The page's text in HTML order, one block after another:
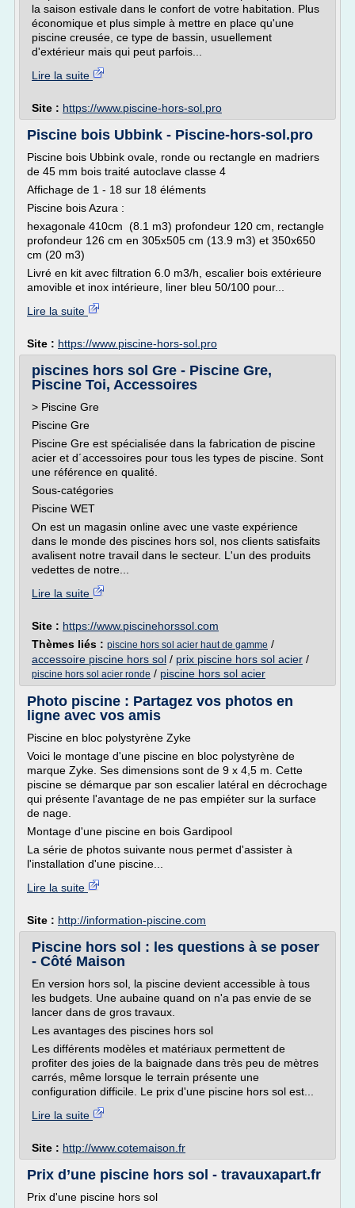
la saison estivale dans le confort de votre habitation. Plus
économique et plus simple à mettre en place qu'une
piscine creusée, ce type de bassin, usuellement
d'extérieur mais qui peut parfois...
Lire la suite
Site : https://www.piscine-hors-sol.pro
Piscine bois Ubbink - Piscine-hors-sol.pro
Piscine bois Ubbink ovale, ronde ou rectangle en madriers
de 45 mm bois traité autoclave classe 4
Affichage de 1 - 18 sur 18 éléments
Piscine bois Azura :
hexagonale 410cm (8.1 m3) profondeur 120 cm, rectangle
profondeur 126 cm en 305x505 cm (13.9 m3) et 350x650
cm (20 m3)
Livré en kit avec filtration 6.0 m3/h, escalier bois extérieure
amovible et inox intérieure, liner bleu 50/100 pour...
Lire la suite
Site : https://www.piscine-hors-sol.pro
piscines hors sol Gre - Piscine Gre,
Piscine Toi, Accessoires
> Piscine Gre
Piscine Gre
Piscine Gre est spécialisée dans la fabrication de piscine
acier et d´accessoires pour tous les types de piscine. Sont
une référence en qualité.
Sous-catégories
Piscine WET
On est un magasin online avec une vaste expérience
dans le monde des piscines hors sol, nos clients satisfaits
avalisent notre travail dans le secteur. L'un des produits
vedettes de notre...
Lire la suite
Site : https://www.piscinehorssol.com
Thèmes liés : piscine hors sol acier haut de gamme /
accessoire piscine hors sol / prix piscine hors sol acier /
piscine hors sol acier ronde / piscine hors sol acier
Photo piscine : Partagez vos photos en
ligne avec vos amis
Piscine en bloc polystyrène Zyke
Voici le montage d'une piscine en bloc polystyrène de
marque Zyke. Ses dimensions sont de 9 x 4,5 m. Cette
piscine se démarque par son escalier latéral en décrochage
qui présente l'avantage de ne pas empiéter sur la surface
de nage.
Montage d'une piscine en bois Gardipool
La série de photos suivante nous permet d'assister à
l'installation d'une piscine...
Lire la suite
Site : http://information-piscine.com
Piscine hors sol : les questions à se poser
- Côté Maison
En version hors sol, la piscine devient accessible à tous
les budgets. Une aubaine quand on n'a pas envie de se
lancer dans de gros travaux.
Les avantages des piscines hors sol
Les différents modèles et matériaux permettent de
profiter des joies de la baignade dans très peu de mètres
carrés, même lorsque le terrain présente une
configuration difficile. Le prix d'une piscine hors sol est...
Lire la suite
Site : http://www.cotemaison.fr
Prix d’une piscine hors sol - travauxapart.fr
Prix d'une piscine hors sol